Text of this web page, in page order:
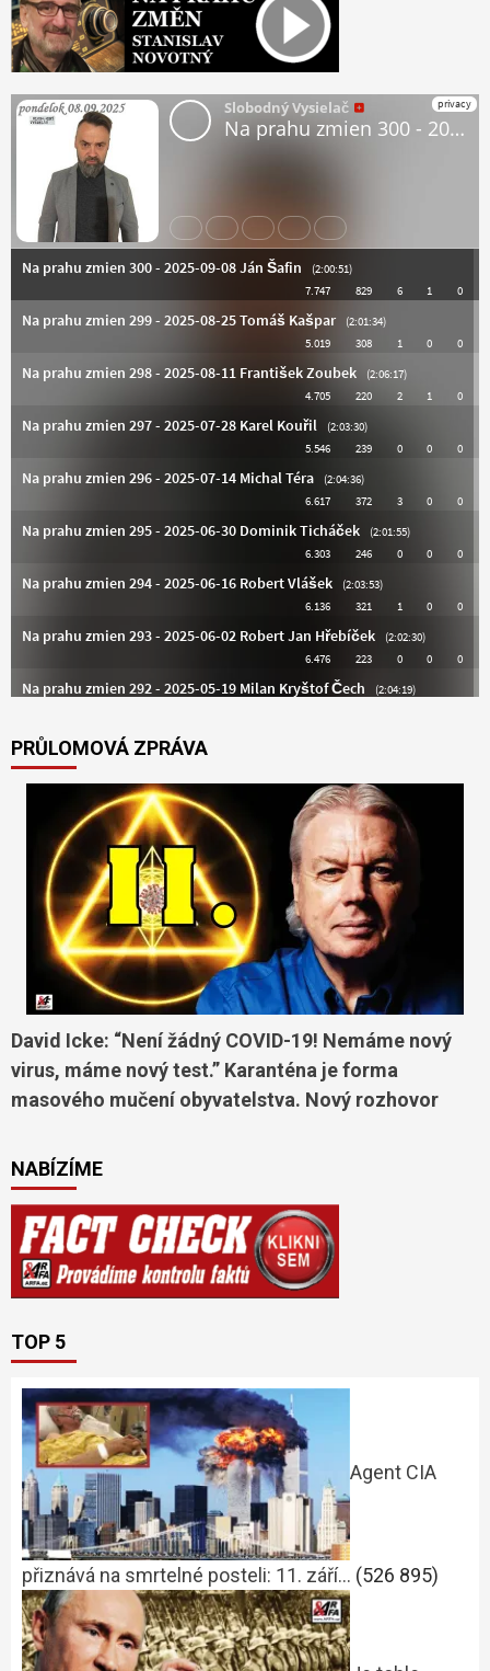
PRŮLOMOVÁ ZPRÁVA
David Icke: “Není žádný COVID-19! Nemáme nový
virus, máme nový test.” Karanténa je forma
masového mučení obyvatelstva. Nový rozhovor
NABÍZÍME
TOP 5
Agent CIA
přiznává na smrtelné posteli: 11. září… (526 895)